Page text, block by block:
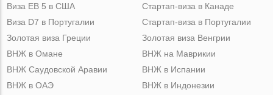
Виза ЕВ 5 в США
Виза D7 в Португалии
Золотая виза Греции
Стартап-виза в Канаде
Стартап-виза в Португалии
Золотая виза Венгрии
ВНЖ в Омане
ВНЖ Саудовской Аравии
ВНЖ в ОАЭ
ВНЖ на Маврикии
ВНЖ в Испании
ВНЖ в Индонезии